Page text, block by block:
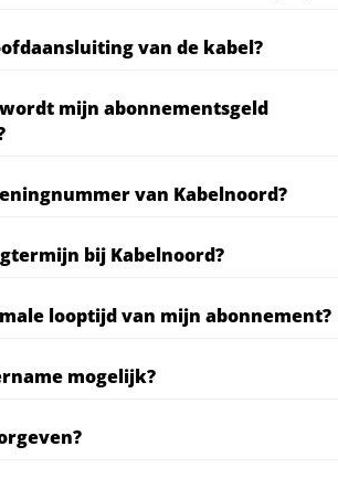
van de kabel?
mijn abonnementsgeld
van Kabelnoord?
bij Kabelnoord?
looptijd van mijn abonnement?
mogelijk?